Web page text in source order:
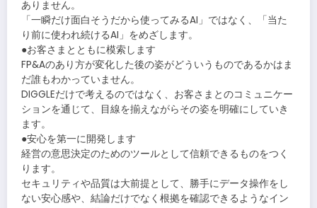
ありません。
「一瞬だけ面白そうだから使ってみるAI」ではなく、「当た
り前に使われ続けるAI」をめざします。
●お客さまとともに模索します
FP&Aのあり方が変化した後の姿がどういうものであるかはま
だ誰もわかっていません。
DIGGLEだけで考えるのではなく、お客さまとのコミュニケー
ションを通じて、目線を揃えながらその姿を明確にしていき
ます。
●安心を第一に開発します
経営の意思決定のためのツールとして信頼できるものをつく
ります。
セキュリティや品質は大前提として、勝手にデータ操作をし
ない安心感や、結論だけでなく根拠を確認できるようなイン